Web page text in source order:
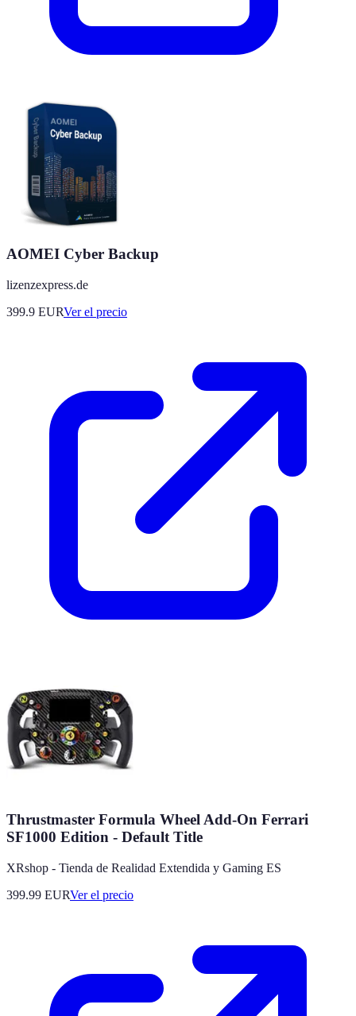
AOMEI Cyber Backup
lizenzexpress.de
399.9 EURVer el precio
Thrustmaster Formula Wheel Add-On Ferrari
SF1000 Edition - Default Title
XRshop - Tienda de Realidad Extendida y Gaming ES
399.99 EURVer el precio